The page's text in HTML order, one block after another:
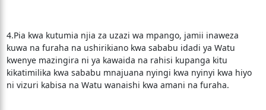
4.Pia kwa kutumia njia za uzazi wa mpango, jamii inaweza
kuwa na furaha na ushirikiano kwa sababu idadi ya Watu
kwenye mazingira ni ya kawaida na rahisi kupanga kitu
kikatimilika kwa sababu mnajuana nyingi kwa nyinyi kwa hiyo
ni vizuri kabisa na Watu wanaishi kwa amani na furaha.